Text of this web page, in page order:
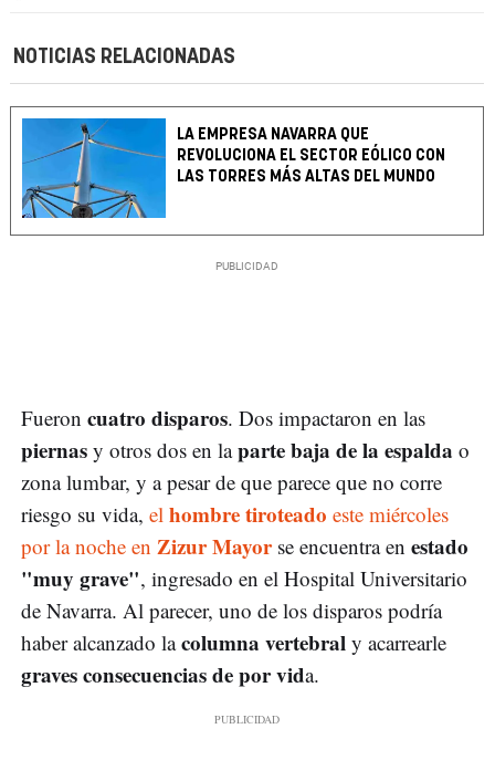
NOTICIAS RELACIONADAS
LA EMPRESA NAVARRA QUE
REVOLUCIONA EL SECTOR EÓLICO CON
LAS TORRES MÁS ALTAS DEL MUNDO
Fueron cuatro disparos. Dos impactaron en las
piernas y otros dos en laparte baja de la espalda o
zona lumbar, y a pesar de que parece que no corre
riesgo su vida, el hombre tiroteado este miércoles
por la noche en Zizur Mayorse encuentra en estado
"muy grave", ingresado en el Hospital Universitario
de Navarra. Al parecer, uno de los disparos podría
haber alcanzado lacolumna vertebral y acarrearle
graves consecuencias de por vida.